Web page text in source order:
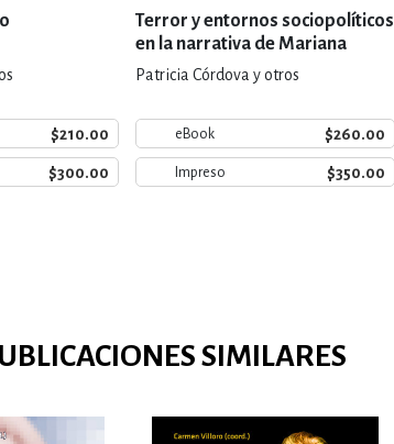
$210.00
$300.00
Terror y entornos sociopolíticos
en la narrativa de Mariana
Enriquez
Patricia Córdova y otros
eBook $260.00
Impreso $350.00
SIMILARES